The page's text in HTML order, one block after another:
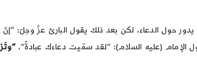
يدور حول الدعاء، لكن بعد ذلك يقول البارئ عزّ وجلّ:
الإمام (عليه السلام): “لقد سمّيت دعاءك عبادةً”،